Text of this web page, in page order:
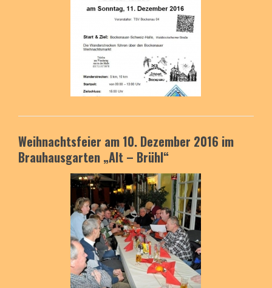
Weihnachtsfeier am 10. Dezember 2016 im
Brauhausgarten „Alt – Brühl“